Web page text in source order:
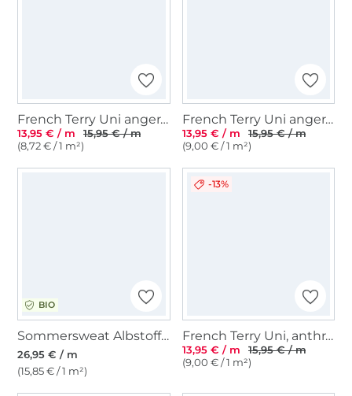
French Terry Uni angeraut, dunkelgrün
13,95 € / m
15,95 € / m
(8,72 € / 1 m²)
French Terry Uni angeraut, blassgrün
13,95 € / m
15,95 € / m
(9,00 € / 1 m²)
BIO
Sommersweat Albstoffe Hamburger Liebe Bliss Flower Field, marine
26,95 € / m
(15,85 € / 1 m²)
-13%
French Terry Uni, anthrazit
13,95 € / m
15,95 € / m
(9,00 € / 1 m²)